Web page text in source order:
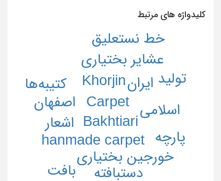
کلیدواژه های مرتبط
Bakhtiari
Carpet
hanmade carpet
Khorjin
خورجین بختیاری
دستبافته
عشایر بختیاری
اسلامی
اشعار
اصفهان
ایران
بافت
پارچه
تولید
خط نستعلیق
کتیبه‌ها